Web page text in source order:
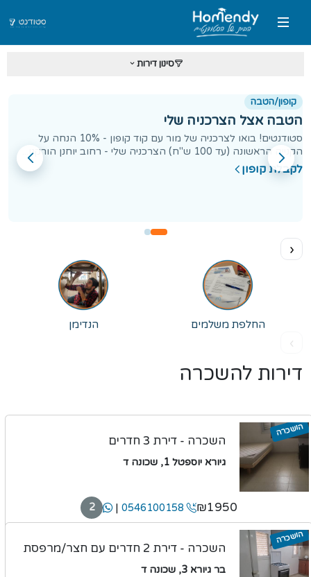
סינון דירות
קופון/הטבה
הטבה אצל הצרכניה שלי
סטודנטים! בואו לצרכניה של מור עם קוד קופון - 10% הנחה על
הקנייה הראשונה (עד 100 ש"ח) הצרכניה שלי - רחוב יוחנן הורקנו...
לקבלת קופון
‹
החלפת משלמים הנדימן
›
דירות להשכרה
הושכרה
השכרה - דירת 3 חדרים
גיורא יוספטל 1, שכונה ד
₪1950
0546100158
|
2
הושכרה
השכרה - דירת 2 חדרים עם חצר/מרפסת
בר גיורא 3, שכונה ד